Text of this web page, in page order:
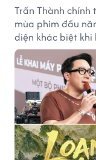
Trấn Thành
mùa phim đầu
diện khác biệt
chiến tranh, võ